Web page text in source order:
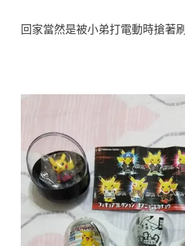
回家當然是被小弟打電動時搶著刷